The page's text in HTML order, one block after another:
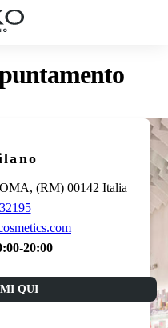
(RM) 00142 Italia
20:00
QUI